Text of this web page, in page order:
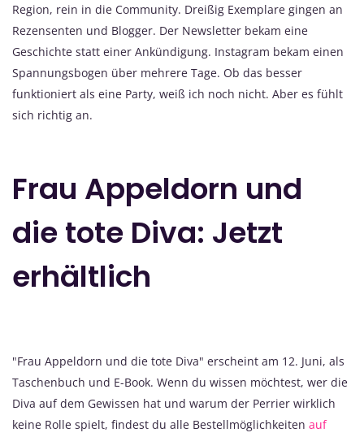
Region, rein in die Community. Dreißig Exemplare gingen an
Rezensenten und Blogger. Der Newsletter bekam eine
Geschichte statt einer Ankündigung. Instagram bekam einen
Spannungsbogen über mehrere Tage. Ob das besser
funktioniert als eine Party, weiß ich noch nicht. Aber es fühlt
sich richtig an.
Frau Appeldorn und
die tote Diva: Jetzt
erhältlich
"Frau Appeldorn und die tote Diva" erscheint am 12. Juni, als
Taschenbuch und E-Book. Wenn du wissen möchtest, wer die
Diva auf dem Gewissen hat und warum der Perrier wirklich
keine Rolle spielt, findest du alle Bestellmöglichkeiten auf